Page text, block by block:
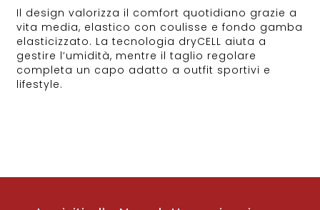
Il design valorizza il comfort quotidiano grazie a
vita media, elastico con coulisse e fondo gamba
elasticizzato. La tecnologia dryCELL aiuta a
gestire l’umidità, mentre il taglio regolare
completa un capo adatto a outfit sportivi e
lifestyle.